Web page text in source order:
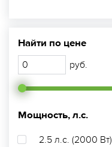
Найти по цене
руб.
Мощность, л.с.
2.5 л.с. (2000 Вт)